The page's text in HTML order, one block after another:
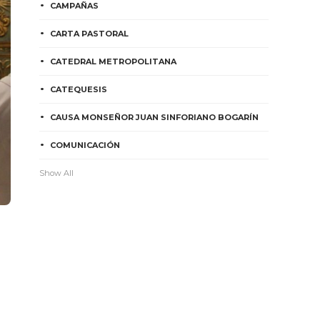
CAMPAÑAS
CARTA PASTORAL
CATEDRAL METROPOLITANA
CATEQUESIS
CAUSA MONSEÑOR JUAN SINFORIANO BOGARÍN
COMUNICACIÓN
Show All